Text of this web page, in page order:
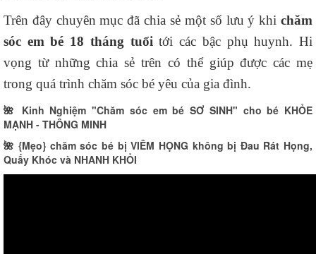
Trên đây chuyên mục đã chia sẻ một số lưu ý khi chăm
sóc em bé 18 tháng tuổi tới các bậc phụ huynh. Hi
vọng từ những chia sẻ trên có thể giúp được các mẹ
trong quá trình chăm sóc bé yêu của gia đình.
🌺
Kinh Nghiệm "Chăm sóc em bé SƠ SINH" cho bé KHỎE
MẠNH - THÔNG MINH
🌺 {Mẹo} chăm sóc bé bị VIÊM HỌNG không bị Đau Rát Họng,
Quấy Khóc và NHANH KHỎI